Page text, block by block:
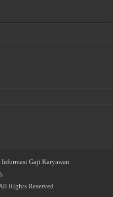
Informasi Gaji Karyawan
Rights Reserved